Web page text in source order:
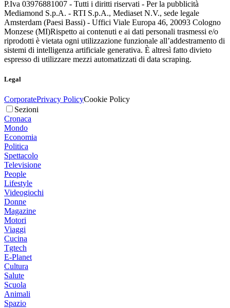
P.Iva 03976881007 - Tutti i diritti riservati - Per la pubblicità
Mediamond S.p.A. - RTI S.p.A., Mediaset N.V., sede legale
Amsterdam (Paesi Bassi) - Uffici Viale Europa 46, 20093 Cologno
Monzese (MI)Rispetto ai contenuti e ai dati personali trasmessi e/o
riprodotti è vietata ogni utilizzazione funzionale all’addestramento di
sistemi di intelligenza artificiale generativa. È altresì fatto divieto
espresso di utilizzare mezzi automatizzati di data scraping.
Legal
CorporatePrivacy PolicyCookie Policy
Sezioni
Cronaca
Mondo
Economia
Politica
Spettacolo
Televisione
People
Lifestyle
Videogiochi
Donne
Magazine
Motori
Viaggi
Cucina
Tgtech
E-Planet
Cultura
Salute
Scuola
Animali
Spazio